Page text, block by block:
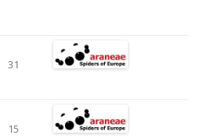
31
15